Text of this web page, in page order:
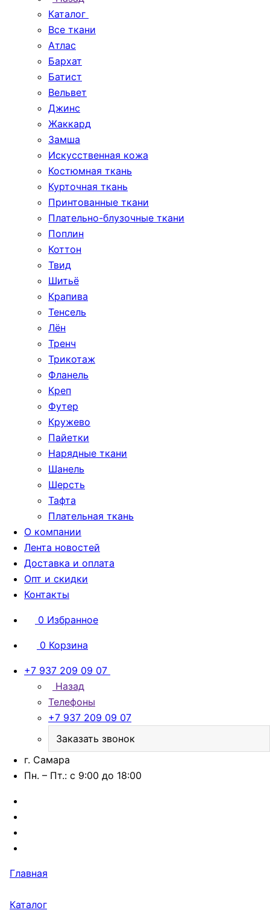
Каталог
Все ткани
Атлас
Бархат
Батист
Вельвет
Джинс
Жаккард
Замша
Искусственная кожа
Костюмная ткань
Курточная ткань
Принтованные ткани
Плательно-блузочные ткани
Поплин
Коттон
Твид
Шитьё
Крапива
Тенсель
Лён
Тренч
Трикотаж
Фланель
Креп
Футер
Кружево
Пайетки
Нарядные ткани
Шанель
Шерсть
Тафта
Плательная ткань
О компании
Лента новостей
Доставка и оплата
Опт и скидки
Контакты
0 Избранное
0 Корзина
+7 937 209 09 07
Назад
Телефоны
+7 937 209 09 07
Заказать звонок
г. Самара
Пн. – Пт.: с 9:00 до 18:00
Главная
Каталог